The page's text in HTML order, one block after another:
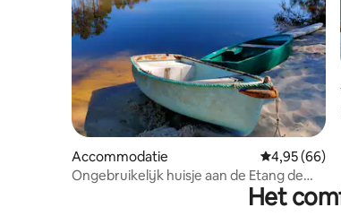
Accommodatie Gemiddelde
4,95 (66)
Ongebruikelijk huisje aan de Etang de
Het